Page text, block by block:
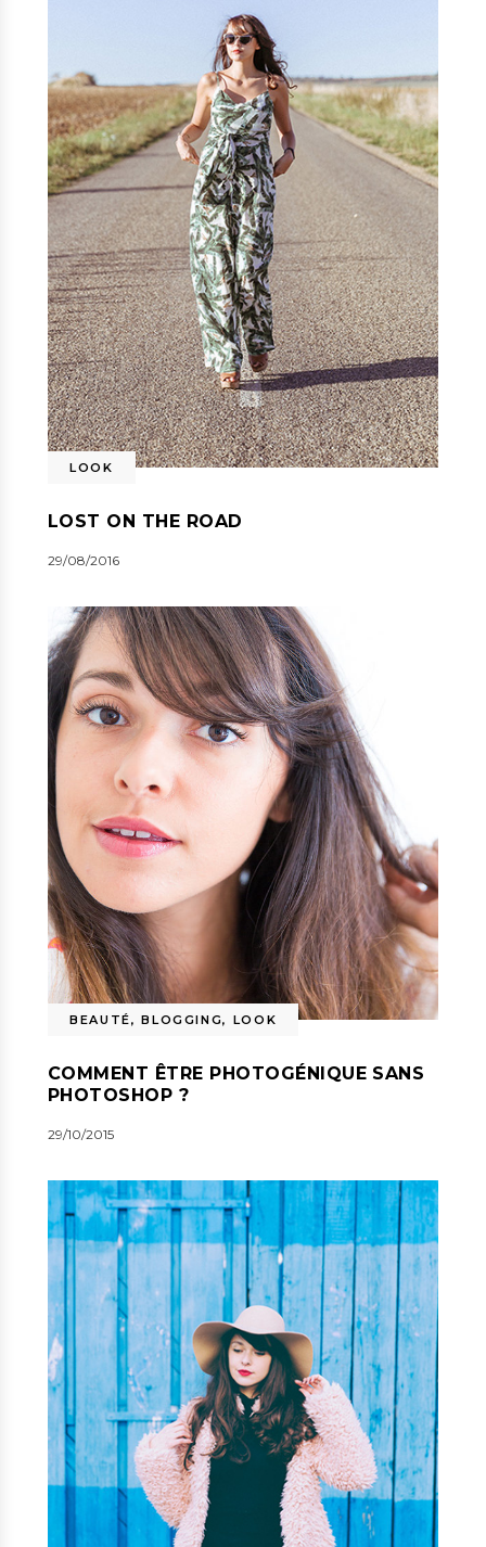
LOOK
LOST ON THE ROAD
29/08/2016
BEAUTÉ,BLOGGING, LOOK
COMMENT ÊTRE PHOTOGÉNIQUE SANS
PHOTOSHOP ?
29/10/2015